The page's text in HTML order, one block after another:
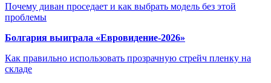
Почему диван проседает и как выбрать модель без этой
проблемы
Болгария выиграла «Евровидение-2026»
Как правильно использовать прозрачную стрейч пленку на
складе